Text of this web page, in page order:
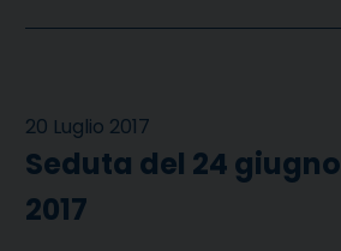
20 Luglio 2017
Seduta del 24 giugno
2017